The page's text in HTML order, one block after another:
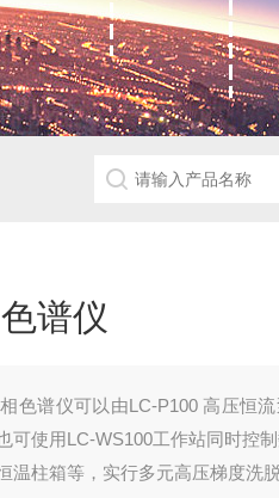
谱仪
色谱仪可以由LC-P100 高压恒
可使用LC-WS100工作站同时控
温柱箱等，实行多元高压梯度洗